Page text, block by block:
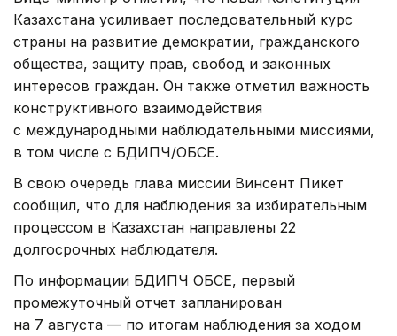
Казахстана усиливает последовательный курс
страны на развитие демократии, гражданского
общества, защиту прав, свобод и законных
интересов граждан. Он также отметил важность
конструктивного взаимодействия
с международными наблюдательными миссиями,
в том числе с БДИПЧ/ОБСЕ.
В свою очередь глава миссии Винсент Пикет
сообщил, что для наблюдения за избирательным
процессом в Казахстан направлены 22
долгосрочных наблюдателя.
По информации БДИПЧ ОБСЕ, первый
промежуточный отчет запланирован
на 7 августа — по итогам наблюдения за ходом